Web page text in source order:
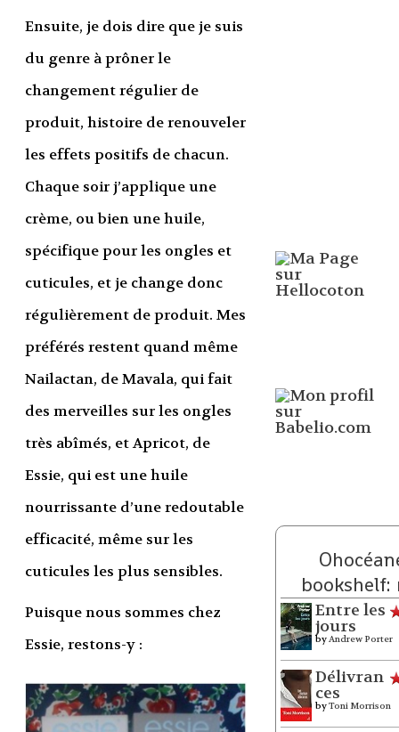
Ensuite, je dois dire que je suis
du genre à prôner le
changement régulier de
produit, histoire de renouveler
les effets positifs de chacun.
Chaque soir j’applique une
crème, ou bien une huile,
spécifique pour les ongles et
cuticules, et je change donc
régulièrement de produit. Mes
préférés restent quand même
Nailactan, de Mavala, qui fait
des merveilles sur les ongles
très abîmés, et Apricot, de
Essie, qui est une huile
nourrissante d’une redoutable
efficacité, même sur les
cuticules les plus sensibles.
Puisque nous sommes chez
Essie, restons-y :
bookshelf:
Entre les
jours
byAndrew Porter
Délivran
ces
byToni Morrison